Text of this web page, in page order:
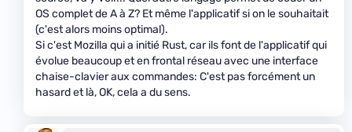
OS complet de A à Z? Et même l'applicatif si on le souhaitait
(c'est alors moins optimal).
Si c'est Mozilla qui a initié Rust, car ils font de l'applicatif qui
évolue beaucoup et en frontal réseau avec une interface
chaise-clavier aux commandes: C'est pas forcément un
hasard et là, OK, cela a du sens.